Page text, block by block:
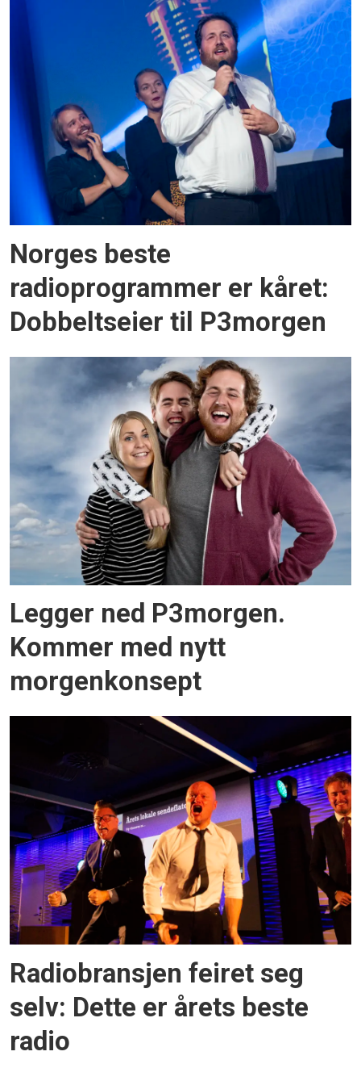
Norges beste
radioprogrammer er kåret:
Dobbeltseier til P3morgen
Legger ned P3morgen.
Kommer med nytt
morgenkonsept
Radiobransjen feiret seg
selv: Dette er årets beste
radio